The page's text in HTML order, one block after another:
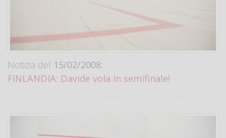
Notizia del 15/02/2008:
FINLANDIA: Davide vola in semifinale!